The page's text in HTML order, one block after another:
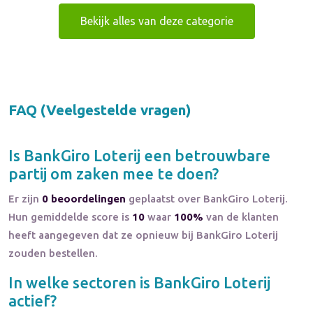
Bekijk alles van deze categorie
FAQ (Veelgestelde vragen)
Is BankGiro Loterij een betrouwbare
partij om zaken mee te doen?
Er zijn 0 beoordelingen geplaatst over BankGiro Loterij.
Hun gemiddelde score is 10 waar 100% van de klanten
heeft aangegeven dat ze opnieuw bij BankGiro Loterij
zouden bestellen.
In welke sectoren is BankGiro Loterij
actief?